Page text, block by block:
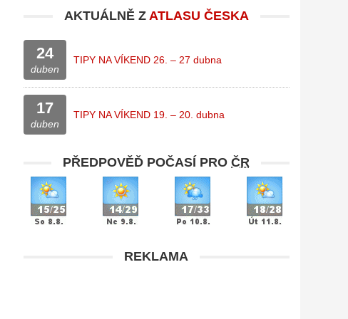
AKTUÁLNĚ Z ATLASU ČESKA
24
duben
TIPY NA VÍKEND 26. – 27 dubna
17
duben
TIPY NA VÍKEND 19. – 20. dubna
PŘEDPOVĚĎ POČASÍ PROČR
REKLAMA